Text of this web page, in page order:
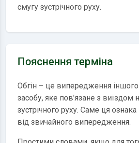
смугу зустрічного руху.
Пояснення терміна
Обгін – це випередження іншого
засобу, яке пов'язане з виїздом
зустрічного руху. Саме ця ознака
від звичайного випередження.